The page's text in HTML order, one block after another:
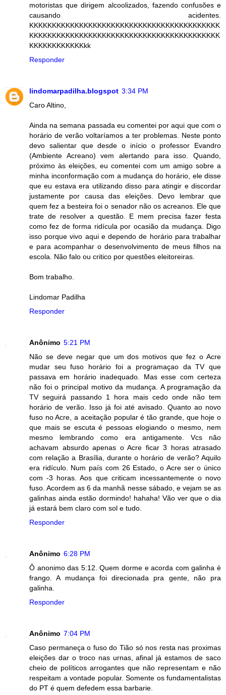
motoristas que dirigem alcoolizados, fazendo confusões e
causando acidentes.
KKKKKKKKKKKKKKKKKKKKKKKKKKKKKKKKKKKKKKKKKK
KKKKKKKKKKKKKKKKKKKKKKKKKKKKKKKKKKKKKKKKKK
KKKKKKKKKKKKkk
Responder
lindomarpadilha.blogspot 3:34 PM
Caro Altino,
Ainda na semana passada eu comentei por aqui que com o
horário de verão voltaríamos a ter problemas. Neste ponto
devo salientar que desde o início o professor Evandro
(Ambiente Acreano) vem alertando para isso. Quando,
próximo às eleições, eu comentei com um amigo sobre a
minha inconformação com a mudança do horário, ele disse
que eu estava era utilizando disso para atingir e discordar
justamente por causa das eleições. Devo lembrar que
quem fez a besteira foi o senador não os acreanos. Ele que
trate de resolver a questão. E mem precisa fazer festa
como fez de forma ridícula por ocasião da mudança. Digo
isso porque vivo aqui e dependo de horário para trabalhar
e para acompanhar o desenvolvimento de meus filhos na
escola. Não falo ou critico por questões eleitoreiras.
Bom trabalho.
Lindomar Padilha
Responder
Anônimo 5:21 PM
Não se deve negar que um dos motivos que fez o Acre
mudar seu fuso horário foi a programaçao da TV que
passava em horário inadequado. Mas esse com certeza
não foi o principal motivo da mudança. A programação da
TV seguirá passando 1 hora mais cedo onde não tem
horário de verão. Isso já foi até avisado. Quanto ao novo
fuso no Acre, a aceitação popular é tão grande, que hoje o
que mais se escuta é pessoas elogiando o mesmo, nem
mesmo lembrando como era antigamente. Vcs não
achavam absurdo apenas o Acre ficar 3 horas atrasado
com relação a Brasília, durante o horário de verão? Aquilo
era ridículo. Num país com 26 Estado, o Acre ser o único
com -3 horas. Aos que criticam incessantemente o novo
fuso. Acordem as 6 da manhã nesse sábado, e vejam se as
galinhas ainda estão dormindo! hahaha! Vão ver que o dia
já estará bem claro com sol e tudo.
Responder
Anônimo 6:28 PM
Ô anonimo das 5:12. Quem dorme e acorda com galinha é
frango. A mudança foi direcionada pra gente, não pra
galinha.
Responder
Anônimo 7:04 PM
Caso permaneça o fuso do Tião só nos resta nas proximas
eleições dar o troco nas urnas, afinal já estamos de saco
cheio de políticos arrogantes que não representam e não
respeitam a vontade popular. Somente os fundamentalistas
do PT é quem defedem essa barbarie.